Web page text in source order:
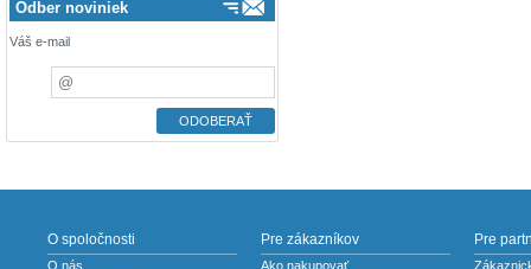
Odber noviniek
Váš e-mail
O spoločnosti
O nás
Pre zákazníkov
Ako nakupovať
Pre